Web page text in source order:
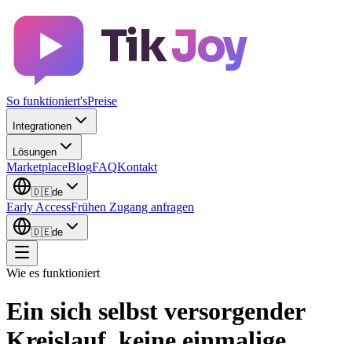
TikJoy
So funktioniert'sPreise
Integrationen
Lösungen
MarketplaceBlogFAQKontakt
🇩🇪de
Early AccessFrühen Zugang anfragen
🇩🇪de
Wie es funktioniert
Ein sich selbst versorgender